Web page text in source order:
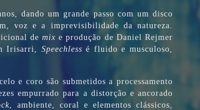
dando um grande passo com um disco
voz e a imprevisibilidade da natureza.
demix e produção de Daniel Rejmer
Irisarri, Speechless é fluido e musculoso,
e coro são submetidos a processamento
empurrado para a distorção e ancorado
, ambiente, coral e elementos clássicos,